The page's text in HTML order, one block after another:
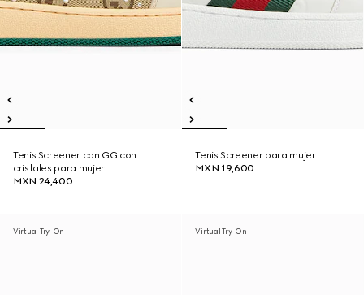
Tenis Screener con GG con
cristales para mujer
MXN 24,400
Tenis Screener para mujer
MXN 19,600
Virtual Try-On Virtual Try-On